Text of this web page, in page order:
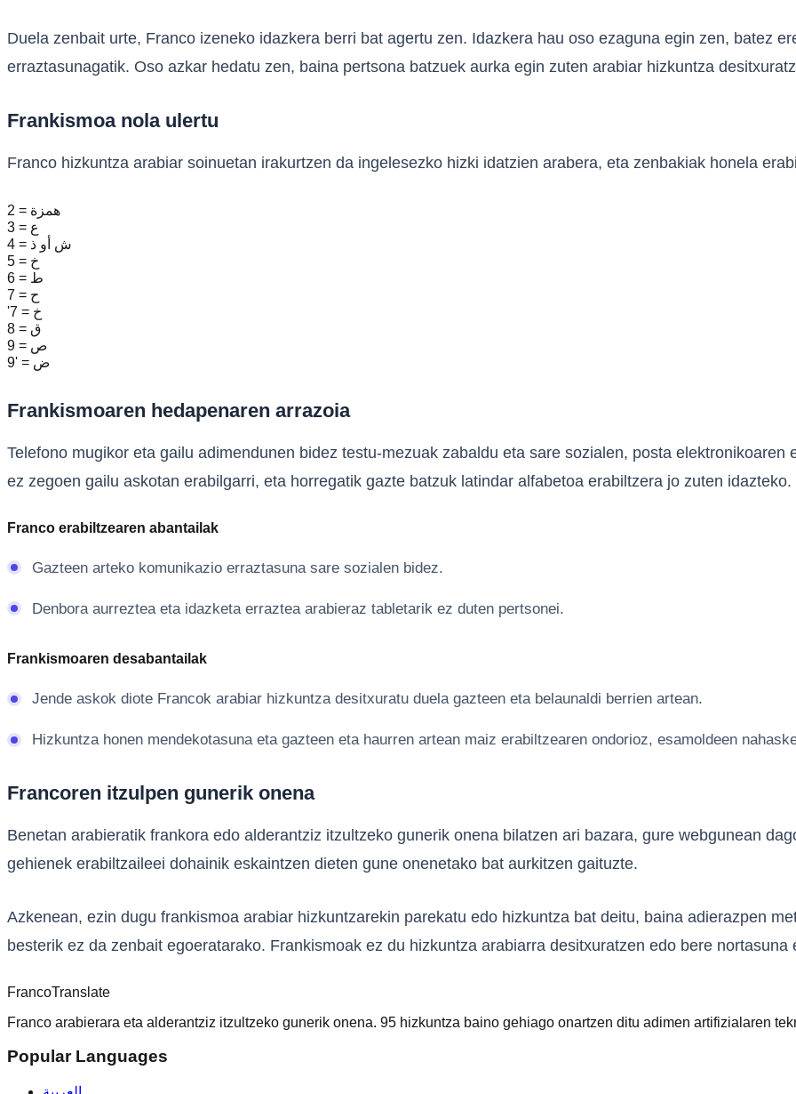
Duela zenbait urte, Franco izeneko idazkera berri bat agertu zen. Idazkera hau oso ezaguna egin zen, batez
erraztasunagatik. Oso azkar hedatu zen, baina pertsona batzuek aurka egin zuten arabiar hizkuntza
Frankismoa nola ulertu
Franco hizkuntza arabiar soinuetan irakurtzen da ingelesezko hizki idatzien arabera, eta zenbakiak honela
2 = همزة
3 = ع
4 = ش أو ذ
5 = خ
6 = ط
7 = ح
'7 = خ
8 = ق
9 = ص
9' = ض
Frankismoaren hedapenaren arrazoia
Telefono mugikor eta gailu adimendunen bidez testu-mezuak zabaldu eta sare sozialen, posta
ez zegoen gailu askotan erabilgarri, eta horregatik gazte batzuk latindar alfabetoa erabiltzera jo zuten idazteko.
Franco erabiltzearen abantailak
Gazteen arteko komunikazio erraztasuna sare sozialen bidez.
Denbora aurreztea eta idazketa erraztea arabieraz tabletarik ez duten pertsonei.
Frankismoaren desabantailak
Jende askok diote Francok arabiar hizkuntza desitxuratu duela gazteen eta belaunaldi berrien artean.
Hizkuntza honen mendekotasuna eta gazteen eta haurren artean maiz erabiltzearen ondorioz, esamoldeen
Francoren itzulpen gunerik onena
Benetan arabieratik frankora edo alderantziz itzultzeko gunerik onena bilatzen ari bazara, gure webgunean
gehienek erabiltzaileei dohainik eskaintzen dieten gune onenetako bat aurkitzen gaituzte.
Azkenean, ezin dugu frankismoa arabiar hizkuntzarekin parekatu edo hizkuntza bat deitu, baina adierazpen
besterik ez da zenbait egoeratarako. Frankismoak ez du hizkuntza arabiarra desitxuratzen edo bere nortasuna
FrancoTranslate
Franco arabierara eta alderantziz itzultzeko gunerik onena. 95 hizkuntza baino gehiago onartzen ditu adimen artifizialaren
Popular Languages